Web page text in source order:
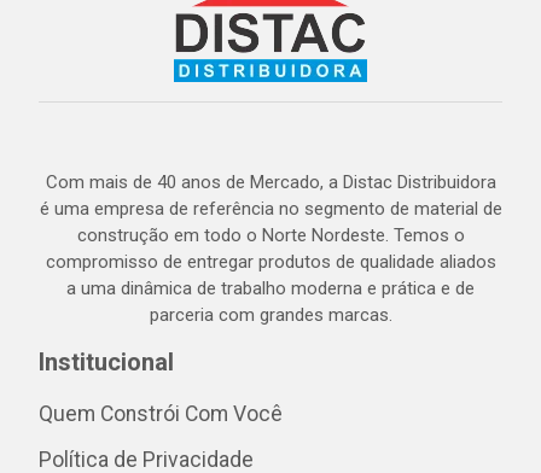
Com mais de 40 anos de Mercado, a Distac Distribuidora
é uma empresa de referência no segmento de material de
construção em todo o Norte Nordeste. Temos o
compromisso de entregar produtos de qualidade aliados
a uma dinâmica de trabalho moderna e prática e de
parceria com grandes marcas.
Institucional
Quem Constrói Com Você
Política de Privacidade